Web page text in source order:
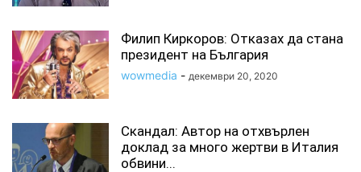
Филип Киркоров: Отказах да стана
президент на България
wowmedia - декември 20, 2020
Скандал: Автор на отхвърлен
доклад за много жертви в Италия
обвини...